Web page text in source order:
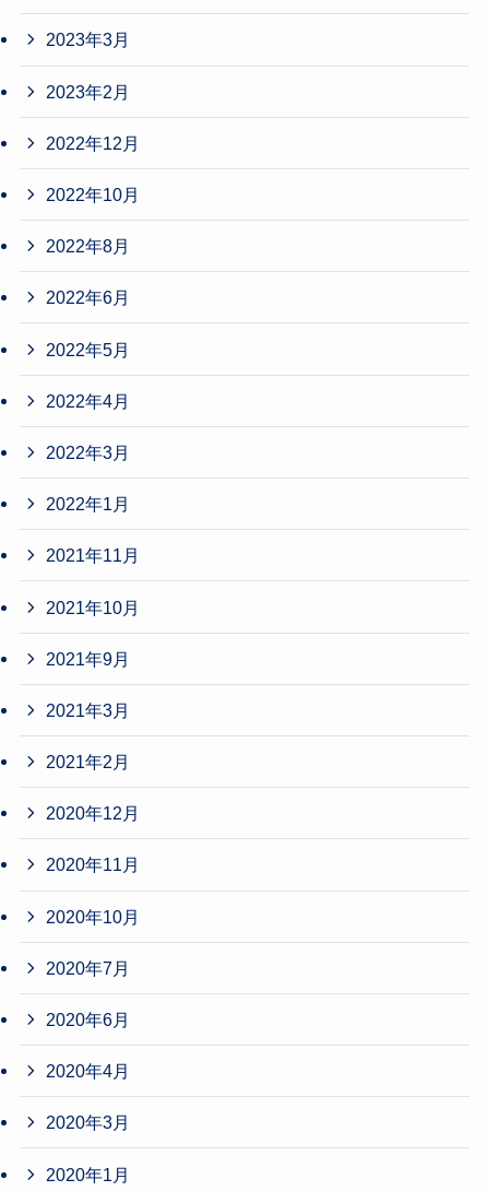
2023年3月
2023年2月
2022年12月
2022年10月
2022年8月
2022年6月
2022年5月
2022年4月
2022年3月
2022年1月
2021年11月
2021年10月
2021年9月
2021年3月
2021年2月
2020年12月
2020年11月
2020年10月
2020年7月
2020年6月
2020年4月
2020年3月
2020年1月